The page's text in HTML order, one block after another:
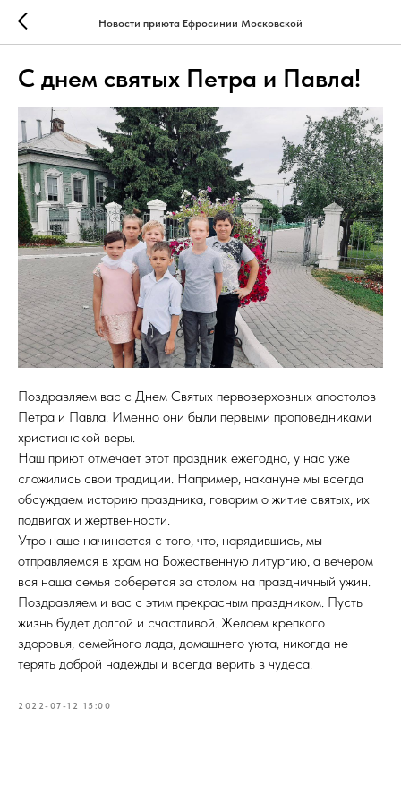
Новости приюта Ефросинии Московской
С днем святых Петра и Павла!
Поздравляем вас с Днем Святых первоверховных апостолов
Петра и Павла. Именно они были первыми проповедниками
христианской веры.
Наш приют отмечает этот праздник ежегодно, у нас уже
сложились свои традиции. Например, накануне мы всегда
обсуждаем историю праздника, говорим о житие святых, их
подвигах и жертвенности.
Утро наше начинается с того, что, нарядившись, мы
отправляемся в храм на Божественную литургию, а вечером
вся наша семья соберется за столом на праздничный ужин.
Поздравляем и вас с этим прекрасным праздником. Пусть
жизнь будет долгой и счастливой. Желаем крепкого
здоровья, семейного лада, домашнего уюта, никогда не
терять доброй надежды и всегда верить в чудеса.
2022-07-12 15:00